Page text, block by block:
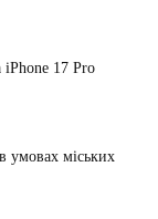
iPhone 17 Pro
умовах міських